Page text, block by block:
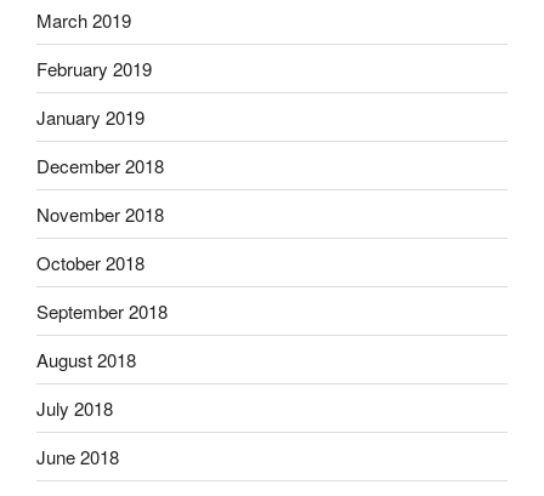
March 2019
February 2019
January 2019
December 2018
November 2018
October 2018
September 2018
August 2018
July 2018
June 2018